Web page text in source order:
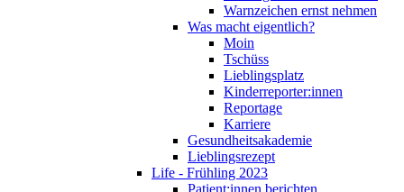
Warnzeichen ernst nehmen
Was macht eigentlich?
Moin
Tschüss
Lieblingsplatz
Kinderreporter:innen
Reportage
Karriere
Gesundheitsakademie
Lieblingsrezept
Life - Frühling 2023
Patient:innen berichten